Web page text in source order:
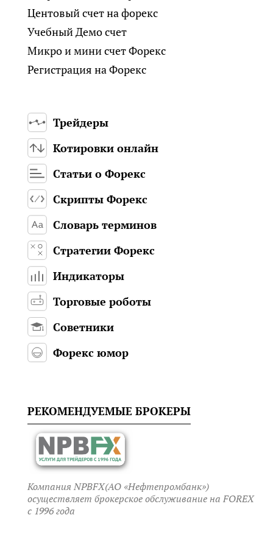
Центовый счет на форекс
Учебный Демо счет
Микро и мини счет Форекс
Регистрация на Форекс
Трейдеры
Котировки онлайн
Статьи о Форекс
Скрипты Форекс
Словарь терминов
Стратегии Форекс
Индикаторы
Торговые роботы
Советники
Форекс юмор
РЕКОМЕНДУЕМЫЕ БРОКЕРЫ
Компания NPBFX(АО «Нефтепромбанк»)
осуществляет брокерское обслуживание на FOREX
c 1996 года